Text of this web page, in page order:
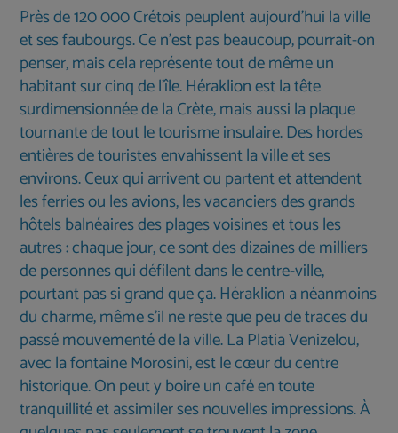
Près de 120 000 Crétois peuplent aujourd’hui la ville
et ses faubourgs. Ce n’est pas beaucoup, pourrait-on
penser, mais cela représente tout de même un
habitant sur cinq de l’île. Héraklion est la tête
surdimensionnée de la Crète, mais aussi la plaque
tournante de tout le tourisme insulaire. Des hordes
entières de touristes envahissent la ville et ses
environs. Ceux qui arrivent ou partent et attendent
les ferries ou les avions, les vacanciers des grands
hôtels balnéaires des plages voisines et tous les
autres : chaque jour, ce sont des dizaines de milliers
de personnes qui défilent dans le centre-ville,
pourtant pas si grand que ça. Héraklion a néanmoins
du charme, même s’il ne reste que peu de traces du
passé mouvementé de la ville. La Platia Venizelou,
avec la fontaine Morosini, est le cœur du centre
historique. On peut y boire un café en toute
tranquillité et assimiler ses nouvelles impressions. À